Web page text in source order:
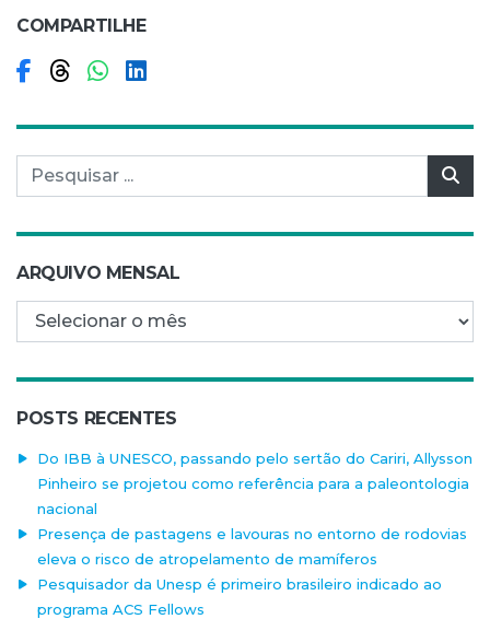
COMPARTILHE
Compartilhar no Facebook
Compartilhar no Threads
Compartilhar no WhatsApp
Compartilhar no LinkedIn
Pesquisar por:
ARQUIVO MENSAL
Arquivo mensal
POSTS RECENTES
Do IBB à UNESCO, passando pelo sertão do Cariri, Allysson
Pinheiro se projetou como referência para a paleontologia
nacional
Presença de pastagens e lavouras no entorno de rodovias
eleva o risco de atropelamento de mamíferos
Pesquisador da Unesp é primeiro brasileiro indicado ao
programa ACS Fellows